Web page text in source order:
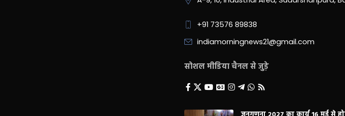
+91 73576 89838
indiamorningnews21@gmail.com
सोशल मीडिया चैनल से जुड़े